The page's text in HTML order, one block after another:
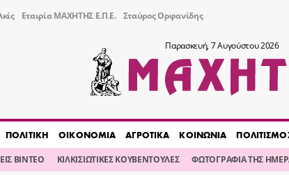
Εταιρία ΜΑΧΗΤΗΣ Ε.Π.Ε. Σταύρος Ορφανίδης
Παρασκευή, 7 Αυγούστου 2026
ΠΟΛΙΤΙΚΗ ΟΙΚΟΝΟΜΙΑ ΑΓΡΟΤΙΚΑ ΚΟΙΝΩΝΙΑ
ΒΙΝΤΕΟ ΚΙΛΚΙΣΙΩΤΙΚΕΣ ΚΟΥΒΕΝΤΟΥΛΕΣ ΦΩΤΟΓΡΑΦΙΑ ΤΗΣ